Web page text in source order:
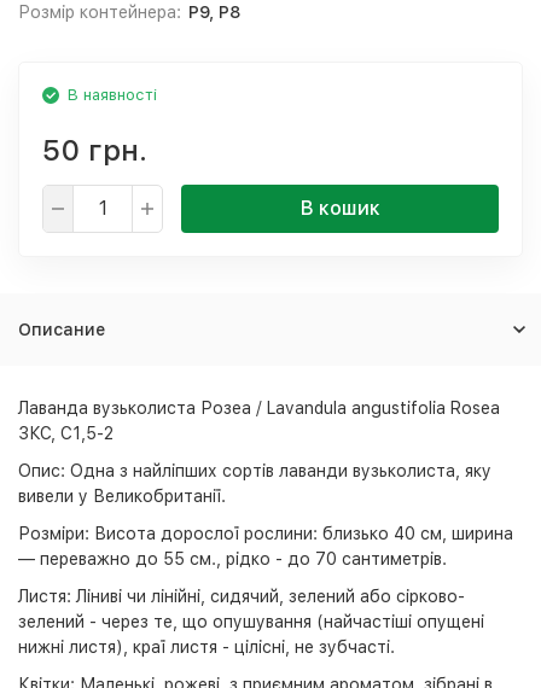
Розмір контейнера: Р9, Р8
В наявності
50 грн.
В кошик
Описание
Лаванда вузьколиста Розеа / Lavandula angustifolia Rosea
ЗКС, С1,5-2
Опис: Одна з найліпших сортів лаванди вузьколиста, яку
вивели у Великобританії.
Розміри: Висота дорослої рослини: близько 40 см, ширина
— переважно до 55 см., рідко - до 70 сантиметрів.
Листя: Ліниві чи лінійні, сидячий, зелений або сірково-
зелений - через те, що опушування (найчастіші опущені
нижні листя), краї листя - цілісні, не зубчасті.